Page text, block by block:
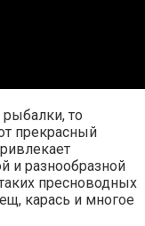
то
прекрасный
и разнообразной
пресноводных
карась и многое